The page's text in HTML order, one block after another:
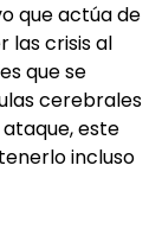
que actúa de
las crisis al
que se
cerebrales
este
incluso